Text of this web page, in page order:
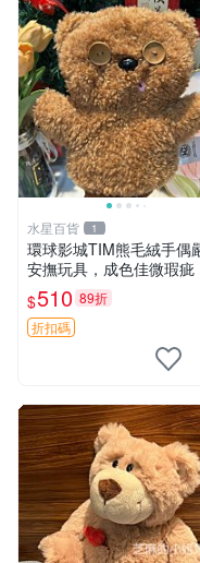
水星百貨 1
環球影城TIM熊毛絨手偶
安撫玩具，成色佳微瑕疵
小禮物超值優惠 TIM熊 毛
手偶 安撫 toy 嚴選
$510 89折
折扣碼